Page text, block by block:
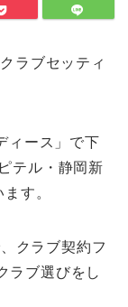
ラブセッティ
ィース」で下
テル・静岡新
す。
クラブ契約フ
ラブ選びをし